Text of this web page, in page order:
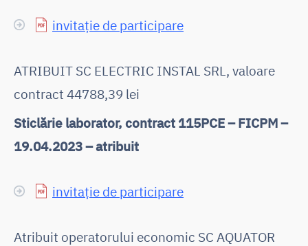
invitație de participare
ATRIBUIT SC ELECTRIC INSTAL SRL, valoare
contract 44788,39 lei
Sticlărie laborator, contract 115PCE – FICPM –
19.04.2023 – atribuit
invitație de participare
Atribuit operatorului economic SC AQUATOR